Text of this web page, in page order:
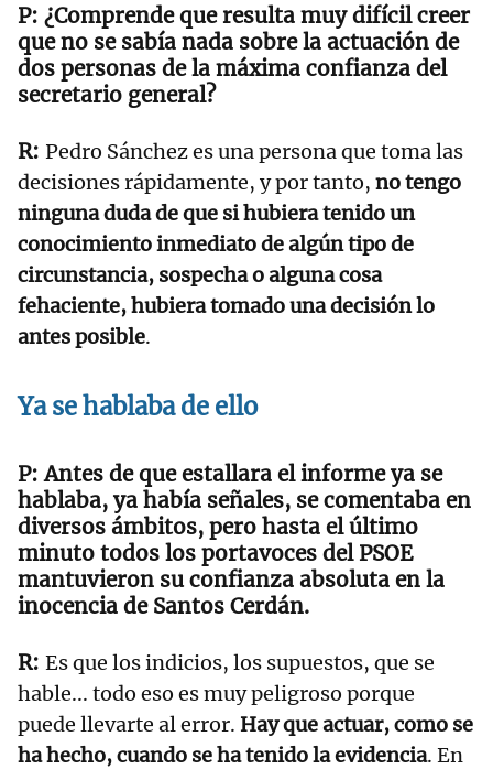
¿Comprende que resulta muy difícil creer
que no se sabía nada sobre la actuación de
dos personas de la máxima confianza del
secretario general?
Pedro Sánchez es una persona que toma las
decisiones rápidamente, y por tanto, no tengo
ninguna duda de que si hubiera tenido un
conocimiento inmediato de algún tipo de
circunstancia, sospecha o alguna cosa
fehaciente, hubiera tomado una decisión lo
antes posible.
Ya se hablaba de ello
Antes de que estallara el informe ya se
hablaba, ya había señales, se comentaba en
diversos ámbitos, pero hasta el último
minuto todos los portavoces del PSOE
mantuvieron su confianza absoluta en la
inocencia de Santos Cerdán.
Es que los indicios, los supuestos, que se
hable... todo eso es muy peligroso porque
puede llevarte al error. Hay que actuar, como se
ha hecho, cuando se ha tenido la evidencia. En